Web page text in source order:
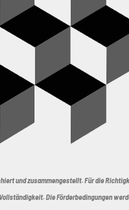
und zusammengestellt. Für die
Die Förderbedingungen